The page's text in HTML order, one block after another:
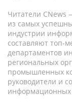
Читатели CNews
из самых
индустрии
составляют топ-
департаментов
региональных
промышленных
руководители и
информационных